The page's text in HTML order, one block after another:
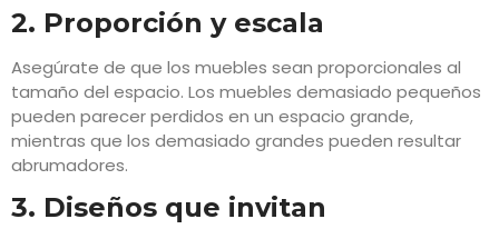
2. Proporción y escala
Asegúrate de que los muebles sean proporcionales al
tamaño del espacio. Los muebles demasiado pequeños
pueden parecer perdidos en un espacio grande,
mientras que los demasiado grandes pueden resultar
abrumadores.
3. Diseños que invitan